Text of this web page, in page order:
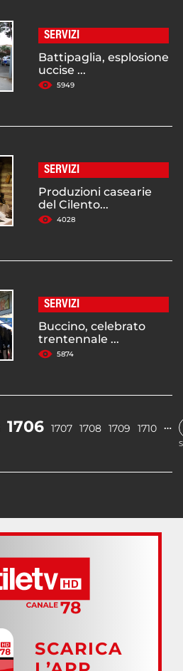
SERVIZI
Battipaglia, esplosione
uccise ...
5949
SERVIZI
Produzioni casearie
del Cilento...
4028
SERVIZI
Buccino, celebrato
trentennale ...
5874
1706 1707 1708 1709 1710 …
SCARICA